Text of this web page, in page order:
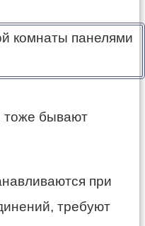
тоже бывают
при
требуют